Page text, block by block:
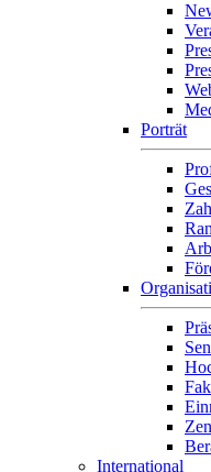
Porträt
International